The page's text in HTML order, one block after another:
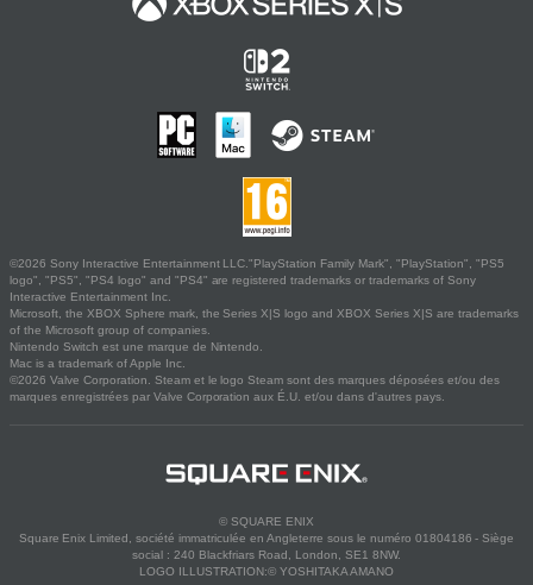
©2026 Sony Interactive Entertainment LLC."PlayStation Family Mark", "PlayStation", "PS5
logo", "PS5", "PS4 logo" and "PS4" are registered trademarks or trademarks of Sony
Interactive Entertainment Inc.
Microsoft, the XBOX Sphere mark, the Series X|S logo and XBOX Series X|S are trademarks
of the Microsoft group of companies.
Nintendo Switch est une marque de Nintendo.
Mac is a trademark of Apple Inc.
©2026 Valve Corporation. Steam et le logo Steam sont des marques déposées et/ou des
marques enregistrées par Valve Corporation aux É.U. et/ou dans d'autres pays.
© SQUARE ENIX
Square Enix Limited, société immatriculée en Angleterre sous le numéro 01804186 - Siège
social : 240 Blackfriars Road, London, SE1 8NW.
LOGO ILLUSTRATION:© YOSHITAKA AMANO